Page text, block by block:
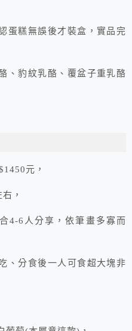
蛋糕無誤後才裝盒，實品完
、豹紋乳酪、覆盆子重乳酪
元，
，
4-6人分享，依筆畫多寡而
、分食後一人可食超大塊非